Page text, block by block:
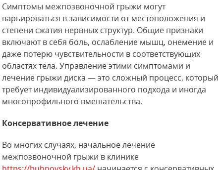
Симптомы межпозвоночной грыжи могут
варьироваться в зависимости от местоположения и
степени сжатия нервных структур. Общие признаки
включают в себя боль, ослабление мышц, онемение и
даже потерю чувствительности в соответствующих
областях тела. Управление этими симптомами и
лечение грыжи диска — это сложный процесс, который
требует индивидуализированного подхода и иногда
многопрофильного вмешательства.
Консервативное лечение
Во многих случаях, начальное лечение
межпозвоночной грыжи в клинике